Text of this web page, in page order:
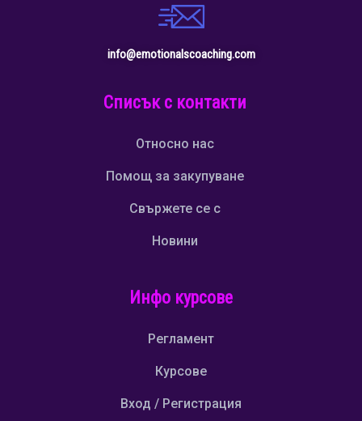
info@emotionalscoaching.com
Списък с контакти
Относно нас
Помощ за закупуване
Свържете се с
Новини
Инфо курсове
Регламент
Курсове
Вход / Регистрация